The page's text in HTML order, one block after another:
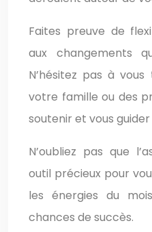
Faites preuve de
aux changements
N’hésitez pas à
votre famille ou des
soutenir et vous
N’oubliez pas que
outil précieux pour
les énergies du
chances de succès.